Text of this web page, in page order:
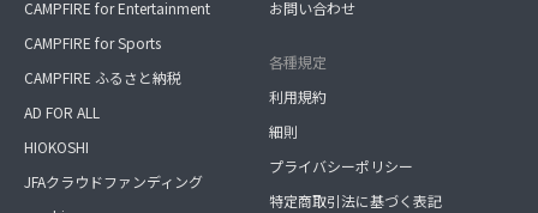
CAMPFIRE for Entertainment
CAMPFIRE for Sports
CAMPFIRE ふるさと納税
AD FOR ALL
HIOKOSHI
JFAクラウドファンディング
お問い合わせ
各種規定
利用規約
細則
プライバシーポリシー
特定商取引法に基づく表記